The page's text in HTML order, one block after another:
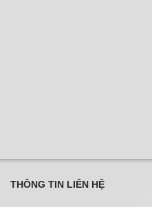
THÔNG TIN LIÊN HỆ